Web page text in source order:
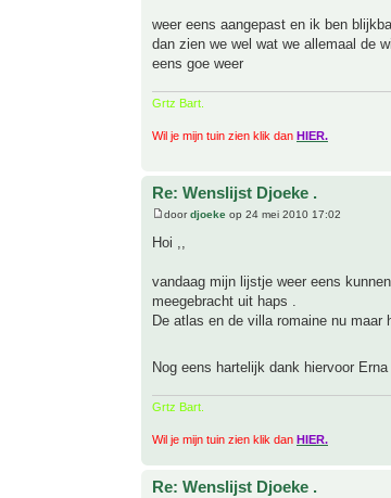
weer eens aangepast en ik ben
dan zien we wel wat we allemaal de
eens goe weer
Grtz Bart.
Wil je mijn tuin zien klik dan HIER.
Re: Wenslijst Djoeke .
doordjoeke op 24 mei 2010 17:02
Hoi ,,
vandaag mijn lijstje weer eens
meegebracht uit haps .
De atlas en de villa romaine nu
Nog eens hartelijk dank hiervoor Erna
Grtz Bart.
Wil je mijn tuin zien klik dan HIER.
Re: Wenslijst Djoeke .